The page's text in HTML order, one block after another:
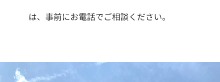
は、事前にお電話でご相談ください。